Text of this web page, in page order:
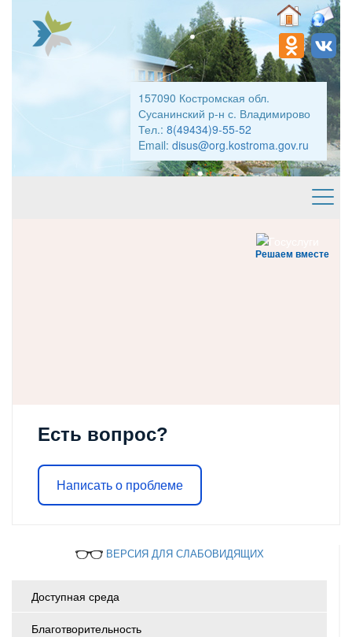
157090 Костромская обл.
Сусанинский р-н с. Владимирово
Тел.: 8(49434)9-55-52
Email: disus@org.kostroma.gov.ru
Решаем вместе
Есть вопрос?
Написать о проблеме
ВЕРСИЯ ДЛЯ СЛАБОВИДЯЩИХ
Доступная среда
Благотворительность